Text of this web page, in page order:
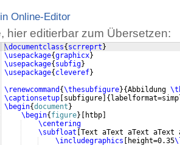
Online-Editor
hier editierbar zum Übersetzen:
\documentclass{ scrreprt }
\usepackage{graphicx}
\usepackage{ subfig}
\usepackage{ cleveref}
\renewcommand {\thesubfigure}{Abbildung
\captionsetup subfigure {
\begin{document }
\begin{ figure} htbp
\centering
\subfloat Text aText aText aText
\includegraphics
height=0.35